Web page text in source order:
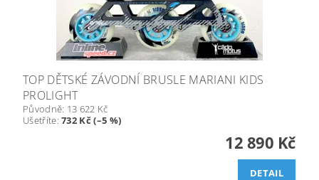
TOP DĚTSKÉ ZÁVODNÍ BRUSLE MARIANI KIDS
PROLIGHT
Původně: 13 622 Kč
Ušetříte:732 Kč (–5 %)
12 890 Kč
DETAIL